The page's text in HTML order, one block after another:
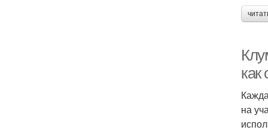
как
на